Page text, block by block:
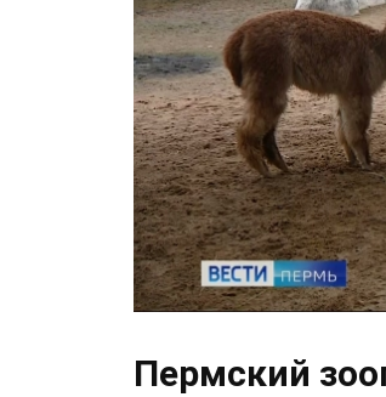
Пермский